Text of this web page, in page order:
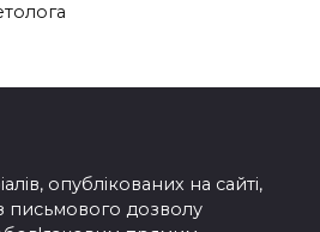
опублікованих на сайті,
письмового дозволу